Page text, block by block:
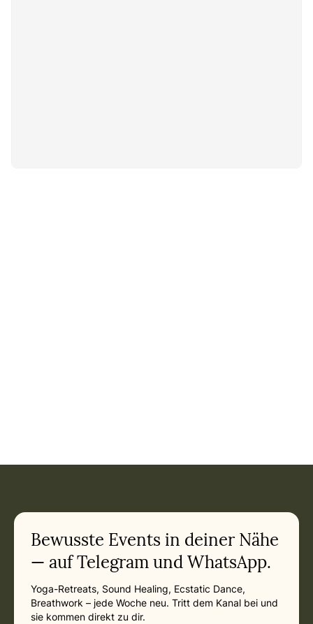
Related appointments
Bewusste Events in deiner Nähe
— auf Telegram und WhatsApp.
Yoga-Retreats, Sound Healing, Ecstatic Dance,
Breathwork – jede Woche neu. Tritt dem Kanal bei und
sie kommen direkt zu dir.